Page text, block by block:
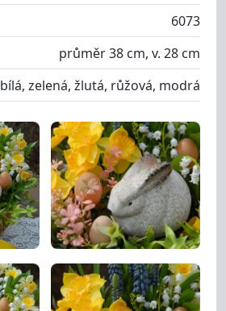
6073
průměr 38 cm, v. 28 cm
bílá, zelená, žlutá, růžová, modrá